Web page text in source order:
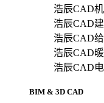
浩辰CAD
浩辰CAD
浩辰CAD
浩辰CAD
浩辰CAD
BIM & 3D CAD